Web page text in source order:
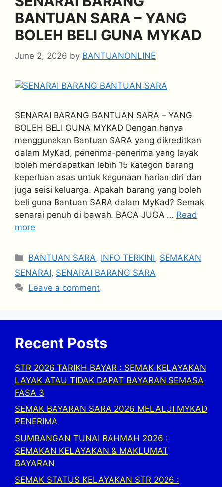
BANTUAN SARA – YANG
BOLEH BELI GUNA MYKAD
June 2, 2026 by BANTUANONLINE
SENARAI BARANG BANTUAN SARA – YANG
BOLEH BELI GUNA MYKAD Dengan hanya
menggunakan Bantuan SARA yang dikreditkan
dalam MyKad, penerima-penerima yang layak
boleh mendapatkan lebih 15 kategori barang
keperluan asas untuk kegunaan harian diri dan
juga seisi keluarga. Apakah barang yang boleh
beli guna Bantuan SARA dalam MyKad? Semak
senarai penuh di bawah. BACA JUGA … Read
more
Categories
BANTUAN SARA, INFO TERKINI, SEMAKAN
SENARAI, SENARAI BARANG SARA
Leave a comment
Recent Posts
STR 2026 TARIKH BAYAR : SEMAK KELAYAKAN
LAYAK ATAU TIDAK DAPAT BAYARAN SEMASA
FASA 3
SEMAK BAYARAN SARA 2026 MELALUI MYKAD
PENERIMA
SUMBANGAN TUNAI RAHMAH 2026 :
SEMAKAN KELAYAKAN & MAKLUMAT
BAYARAN
SEMAK STATUS KELAYAKAN STR 2026 :